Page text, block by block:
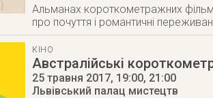
Альманах короткометражних
про почуття і романтичні
КІНО
Австралійські
25 травня 2017, 19:00, 21:00
Львівський палац мистецтв